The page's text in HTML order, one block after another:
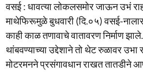
वसई : धावत्या लोकलसमोर जाऊन उभं
माथेफिरूमुळे बुधवारी (दि.०५) वसई-
काही काळ तणावाचे वातावरण निर्माण
थांबवण्याच्या उद्देशाने तो थेट रुळावर उभा
मोटरमनने प्रसंगावधान राखत तातडीने